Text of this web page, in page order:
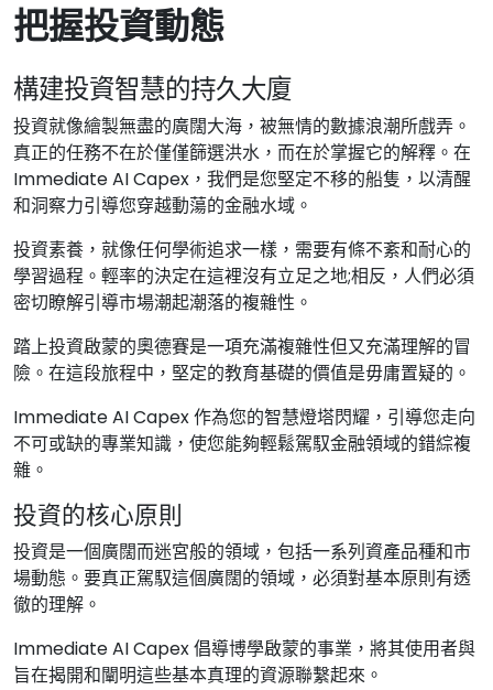
把握投資動態
構建投資智慧的持久大廈
投資就像繪製無盡的廣闊大海，被無情的數據浪潮所戲弄。
真正的任務不在於僅僅篩選洪水，而在於掌握它的解釋。在
Immediate AI Capex，我們是您堅定不移的船隻，以清醒
和洞察力引導您穿越動蕩的金融水域。
投資素養，就像任何學術追求一樣，需要有條不紊和耐心的
學習過程。輕率的決定在這裡沒有立足之地;相反，人們必須
密切瞭解引導市場潮起潮落的複雜性。
踏上投資啟蒙的奧德賽是一項充滿複雜性但又充滿理解的冒
險。在這段旅程中，堅定的教育基礎的價值是毋庸置疑的。
Immediate AI Capex 作為您的智慧燈塔閃耀，引導您走向
不可或缺的專業知識，使您能夠輕鬆駕馭金融領域的錯綜複
雜。
投資的核心原則
投資是一個廣闊而迷宮般的領域，包括一系列資產品種和市
場動態。要真正駕馭這個廣闊的領域，必須對基本原則有透
徹的理解。
Immediate AI Capex 倡導博學啟蒙的事業，將其使用者與
旨在揭開和闡明這些基本真理的資源聯繫起來。